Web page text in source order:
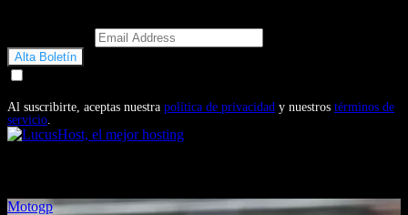
Al suscribirte, aceptas nuestra política de privacidad y nuestros términos de
servicio.
Motogp